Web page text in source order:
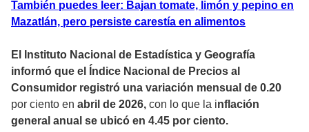
También puedes leer: Bajan tomate, limón y pepino en
Mazatlán, pero persiste carestía en alimentos
El Instituto Nacional de Estadística y Geografía
informó que el Índice Nacional de Precios al
Consumidor registró una variación mensual de 0.20
por ciento en abril de 2026, con lo que la inflación
general anual se ubicó en 4.45 por ciento.